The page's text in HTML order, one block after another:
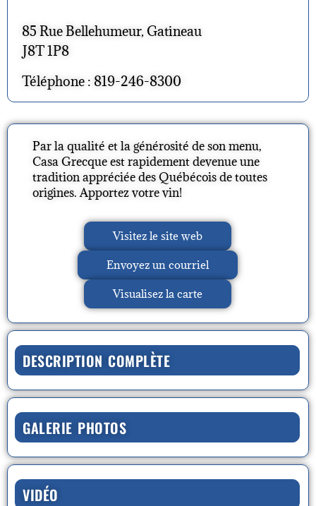
85 Rue Bellehumeur, Gatineau
J8T 1P8
Téléphone : 819-246-8300
Par la qualité et la générosité de son menu,
Casa Grecque est rapidement devenue une
tradition appréciée des Québécois de toutes
origines. Apportez votre vin!
Visitez le site web
Envoyez un courriel
Visualisez la carte
DESCRIPTION COMPLÈTE
GALERIE PHOTOS
VIDÉO